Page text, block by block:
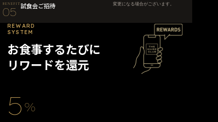
BENEFIT
05 試食会ご招待
変更になる場合がございます。
REWARD
SYSTEM
お食事するたびに
リワードを還元
5 %